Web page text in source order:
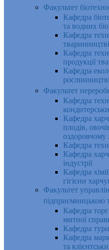
Факультет
Кафедра
та водних
Кафедра
тваринництві
Кафедра
продукції
Кафедра
рослинництві
Факультет
Кафедра
Кафедра
плодів,
Кафедра
Кафедра
індустрії
Кафедра
гігієни
Факультет
підприємницькою
Кафедра
митної
Кафедра
Кафедра
та